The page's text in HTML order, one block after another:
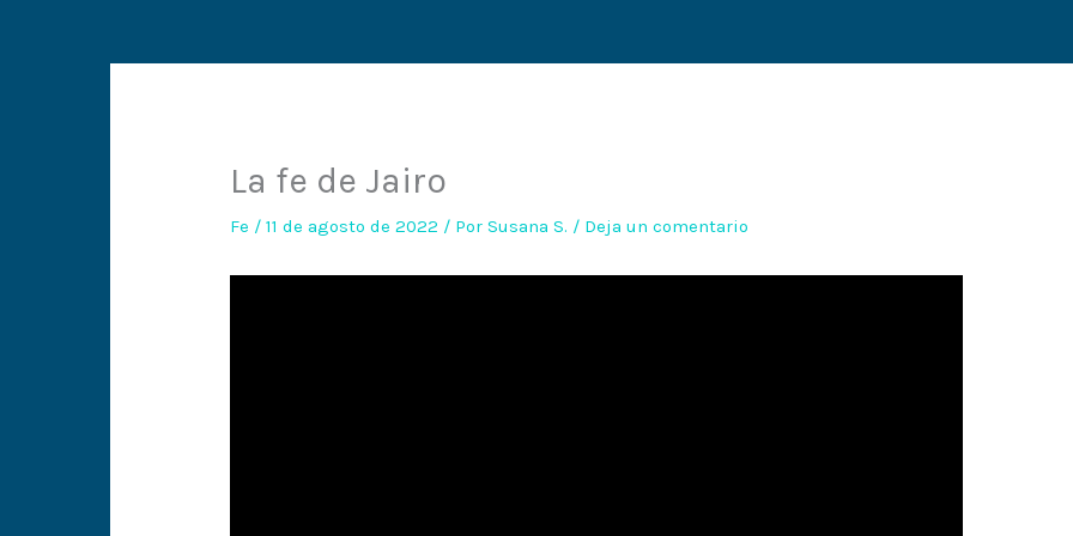
La fe de Jairo
Fe /11 de agosto de 2022 / PorSusana S. / Deja un comentario